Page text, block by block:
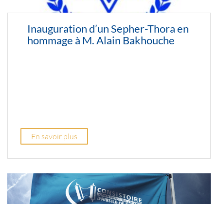
Inauguration d’un Sepher-Thora en
hommage à M. Alain Bakhouche
En savoir plus